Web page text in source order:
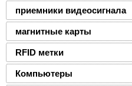
приемники видеосигнала
магнитные карты
RFID метки
Компьютеры